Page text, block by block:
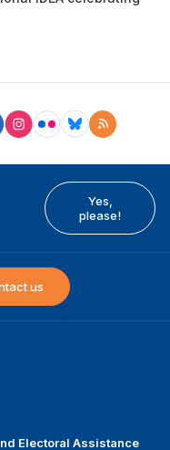
Yes,
please!
us
Electoral Assistance